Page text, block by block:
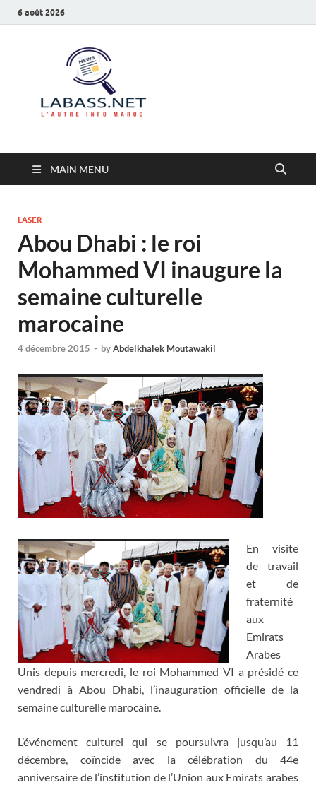
6 août 2026
MAIN MENU
LASER
Abou Dhabi : le roi
Mohammed VI inaugure la
semaine culturelle
marocaine
4 décembre 2015 - byAbdelkhalek Moutawakil
En visite
de travail
et de
fraternité
aux
Emirats
Arabes
Unis depuis mercredi, le roi Mohammed VI a présidé ce
vendredi à Abou Dhabi, l’inauguration officielle de la
semaine culturelle marocaine.
L’événement culturel qui se poursuivra jusqu’au 11
décembre, coïncide avec la célébration du 44e
anniversaire de l’institution de l’Union aux Emirats arabes